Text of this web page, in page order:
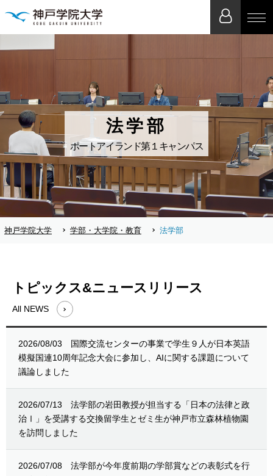
法学部
ポートアイランド第１キャンパス
神戸学院大学 学部・大学院・教育 法学部
トピックス&ニュースリリース
All NEWS
2026/08/03
国際交流センターの事業で学生９人が日本英語
模擬国連10周年記念大会に参加し、AIに関する課題について
議論しました
2026/07/13
法学部の岩田教授が担当する「日本の法律と政
治Ⅰ」を受講する交換留学生とゼミ生が神戸市立森林植物園
を訪問しました
2026/07/08
法学部が今年度前期の学部賞などの表彰式を行